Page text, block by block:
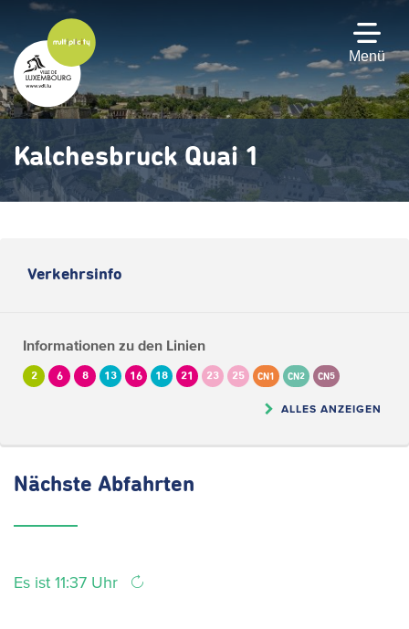
Hauptinhalt
gehen
Menü
Kalchesbruck Quai 1
Verkehrsinfo
Informationen zu den Linien
2 6 8 13 16 18 21 23 25 CN1 CN2 CN5
ALLES ANZEIGEN
Nächste Abfahrten
Es ist 11:37 Uhr